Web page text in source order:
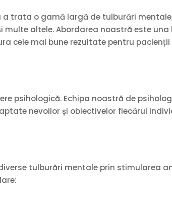
trata o gamă largă de tulburări
altele. Abordarea noastră este una
cele mai bune rezultate pentru pacienții
psihologică. Echipa noastră de
nevoilor și obiectivelor fiecărui
tulburări mentale prin stimularea